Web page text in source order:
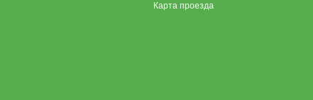
Карта проезда